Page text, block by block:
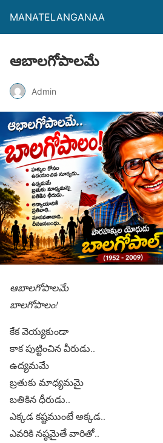
MANATELANGANAA
ఆబాలగోపాలమే
Admin
ఆబాలగోపాలమే
బాలగోపాలం!
కేక వెయ్యకుండా
కాక పుట్టించిన వీరుడు..
ఉద్యమమే
బ్రతుకు మాధ్యమమై
బతికిన ధీరుడు..
ఎక్కడ కష్టముంటే అక్కడ..
ఎవరికి నష్ఠమైతే వారితో..